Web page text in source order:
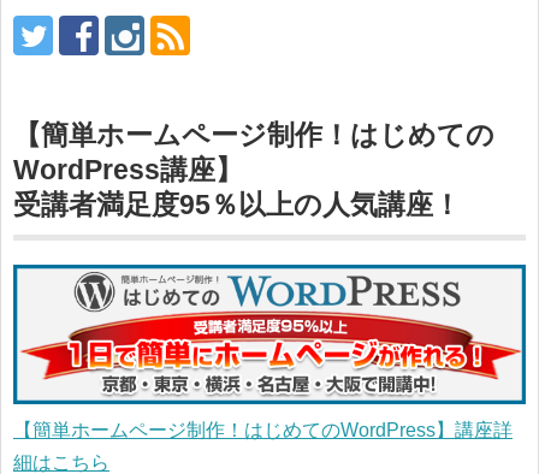
【簡単ホームページ制作！はじめての
WordPress講座】
受講者満足度95％以上の人気講座！
【簡単ホームページ制作！はじめてのWordPress】講座詳
細はこちら